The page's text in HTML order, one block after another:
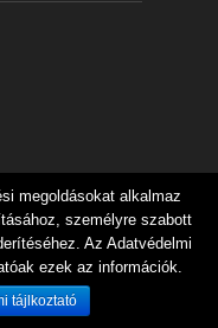
megoldásokat alkalmaz
személyre szabott
Az Adatvédelmi
ezek az információk.
tájlkoztató